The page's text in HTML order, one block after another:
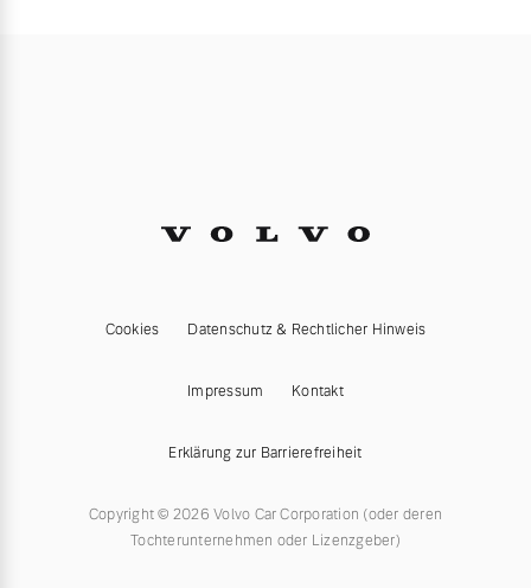
Cookies Datenschutz & Rechtlicher Hinweis
Impressum Kontakt
Erklärung zur Barrierefreiheit
Copyright © 2026 Volvo Car Corporation (oder deren
Tochterunternehmen oder Lizenzgeber)